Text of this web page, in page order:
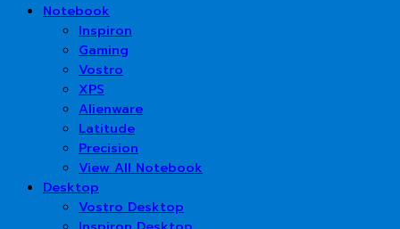
Notebook
Inspiron
Gaming
Vostro
XPS
Alienware
Latitude
Precision
View All Notebook
Desktop
Vostro Desktop